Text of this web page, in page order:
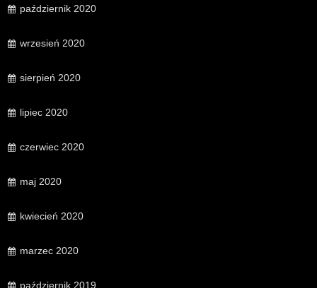
październik 2020
wrzesień 2020
sierpień 2020
lipiec 2020
czerwiec 2020
maj 2020
kwiecień 2020
marzec 2020
październik 2019